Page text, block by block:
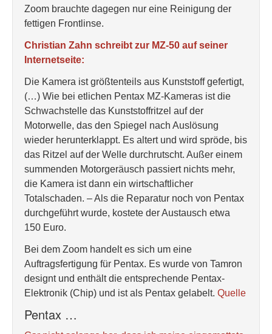
Zoom brauchte dagegen nur eine Reinigung der
fettigen Frontlinse.
Christian Zahn schreibt zur MZ-50 auf seiner
Internetseite:
Die Kamera ist größtenteils aus Kunststoff gefertigt,
(…) Wie bei etlichen Pentax MZ-Kameras ist die
Schwachstelle das Kunststoffritzel auf der
Motorwelle, das den Spiegel nach Auslösung
wieder herunterklappt. Es altert und wird spröde, bis
das Ritzel auf der Welle durchrutscht. Außer einem
summenden Motorgeräusch passiert nichts mehr,
die Kamera ist dann ein wirtschaftlicher
Totalschaden. – Als die Reparatur noch von Pentax
durchgeführt wurde, kostete der Austausch etwa
150 Euro.
Bei dem Zoom handelt es sich um eine
Auftragsfertigung für Pentax. Es wurde von Tamron
designt und enthält die entsprechende Pentax-
Elektronik (Chip) und ist als Pentax gelabelt. Quelle
Pentax …